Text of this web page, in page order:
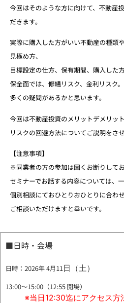
今回はそのような方に向けて、不動産
だきます。
実際に購入した方がいい不動産の種類や
見極め方、
目標設定の仕方、保有期間、 購入した
保全面では、修繕リスク、金利リスク。
多くの疑問があるかと思います。
今回は不動産投資のメリットデメリット
リスクの回避方法についてご説明をさ
【注意事項】
※同業者の方の参加は固くお断りしてお
セミナーでお話する内容については、
個別相談にておひとりおひとりに合わ
ご相談いただけますと幸いです。
■日時・会場
日時：2026年 4月11日（土）
13:00～15:00（12:55 開場）
※当日12:30迄にアクセス方